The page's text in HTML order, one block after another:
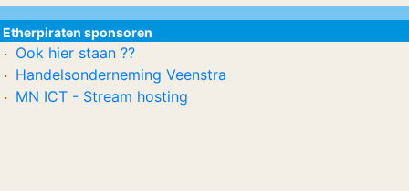
Etherpiraten sponsoren
Ook hier staan ??
Handelsonderneming Veenstra
MN ICT - Stream hosting